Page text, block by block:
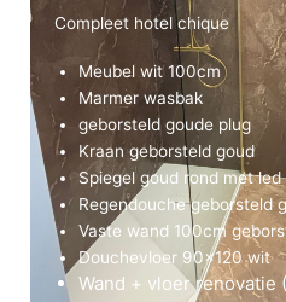
Compleet hotel chique
Meubel wit 100cm
Marmer wasbak
geborsteld goude plug
Kraan geborsteld goud
Spiegel goud rond met
Regendouche geborsteld
Vaste wand 100cm
Douchevloer 90×120 wit
Wand + vloer renovatie